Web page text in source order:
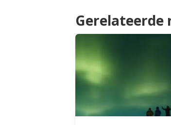
Gerelateerde